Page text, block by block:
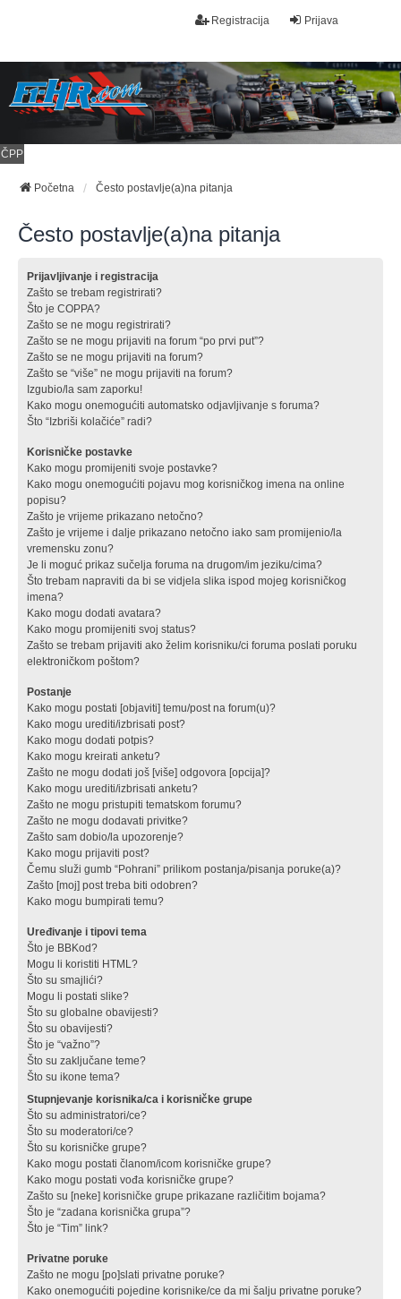
Prijava
Registracija
ČPP
Početna Često postavlje(a)na pitanja
Često postavlje(a)na pitanja
Prijavljivanje i registracija
Zašto se trebam registrirati?
Što je COPPA?
Zašto se ne mogu registrirati?
Zašto se ne mogu prijaviti na forum “po prvi put”?
Zašto se ne mogu prijaviti na forum?
Zašto se “više” ne mogu prijaviti na forum?
Izgubio/la sam zaporku!
Kako mogu onemogućiti automatsko odjavljivanje s foruma?
Što “Izbriši kolačiće” radi?
Korisničke postavke
Kako mogu promijeniti svoje postavke?
Kako mogu onemogućiti pojavu mog korisničkog imena na online
popisu?
Zašto je vrijeme prikazano netočno?
Zašto je vrijeme i dalje prikazano netočno iako sam promijenio/la
vremensku zonu?
Je li moguć prikaz sučelja foruma na drugom/im jeziku/cima?
Što trebam napraviti da bi se vidjela slika ispod mojeg korisničkog
imena?
Kako mogu dodati avatara?
Kako mogu promijeniti svoj status?
Zašto se trebam prijaviti ako želim korisniku/ci foruma poslati poruku
elektroničkom poštom?
Postanje
Kako mogu postati [objaviti] temu/post na forum(u)?
Kako mogu urediti/izbrisati post?
Kako mogu dodati potpis?
Kako mogu kreirati anketu?
Zašto ne mogu dodati još [više] odgovora [opcija]?
Kako mogu urediti/izbrisati anketu?
Zašto ne mogu pristupiti tematskom forumu?
Zašto ne mogu dodavati privitke?
Zašto sam dobio/la upozorenje?
Kako mogu prijaviti post?
Čemu služi gumb “Pohrani” prilikom postanja/pisanja poruke(a)?
Zašto [moj] post treba biti odobren?
Kako mogu bumpirati temu?
Uređivanje i tipovi tema
Što je BBKod?
Mogu li koristiti HTML?
Što su smajlići?
Mogu li postati slike?
Što su globalne obavijesti?
Što su obavijesti?
Što je “važno”?
Što su zaključane teme?
Što su ikone tema?
Stupnjevanje korisnika/ca i korisničke grupe
Što su administratori/ce?
Što su moderatori/ce?
Što su korisničke grupe?
Kako mogu postati članom/icom korisničke grupe?
Kako mogu postati vođa korisničke grupe?
Zašto su [neke] korisničke grupe prikazane različitim bojama?
Što je “zadana korisnička grupa”?
Što je “Tim” link?
Privatne poruke
Zašto ne mogu [po]slati privatne poruke?
Kako onemogućiti pojedine korisnike/ce da mi šalju privatne poruke?